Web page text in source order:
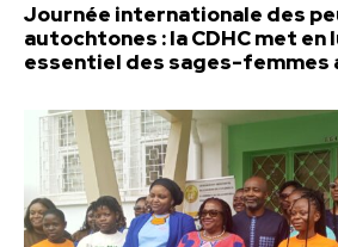
Journée internationale des
autochtones : la CDHC met en
essentiel des sages-femmes